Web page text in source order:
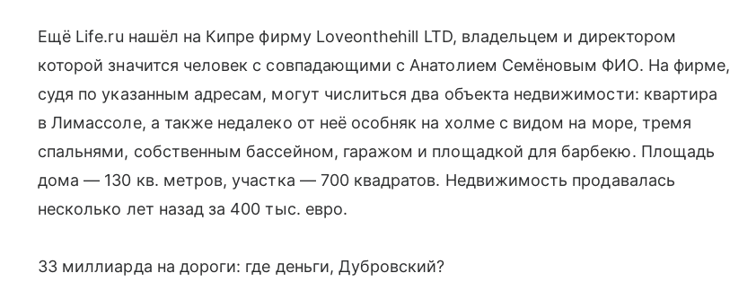
Ещё Life.ru нашёл на Кипре фирму Loveonthehill LTD, владельцем и директором
которой значится человек с совпадающими с Анатолием Семёновым ФИО. На фирме,
судя по указанным адресам, могут числиться два объекта недвижимости: квартира
в Лимассоле, а также недалеко от неё особняк на холме с видом на море, тремя
спальнями, собственным бассейном, гаражом и площадкой для барбекю. Площадь
дома — 130 кв. метров, участка — 700 квадратов. Недвижимость продавалась
несколько лет назад за 400 тыс. евро.
33 миллиарда на дороги: где деньги, Дубровский?